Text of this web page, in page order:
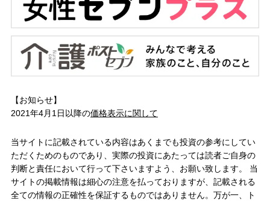
【お知らせ】
2021年4月1日以降の価格表示に関して
当サイトに記載されている内容はあくまでも投資の参考にしてい
ただくためのものであり、実際の投資にあたっては読者ご自身の
判断と責任において行って下さいますよう、お願い致します。 当
サイトの掲載情報は細心の注意を払っておりますが、記載される
全ての情報の正確性を保証するものではありません。万が一、ト